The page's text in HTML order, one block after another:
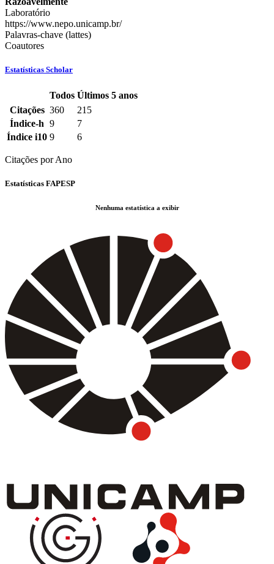
Laboratório
https://www.nepo.unicamp.br/
Palavras-chave (lattes)
Coautores
Estatísticas Scholar
Estatísticas
Scholar
do
docente
Todos Últimos 5 anos
Citações 360
215
Índice-h 9
7
Índice i10 9 6
Citações por Ano
Estatísticas FAPESP
Nenhuma estatística a exibir